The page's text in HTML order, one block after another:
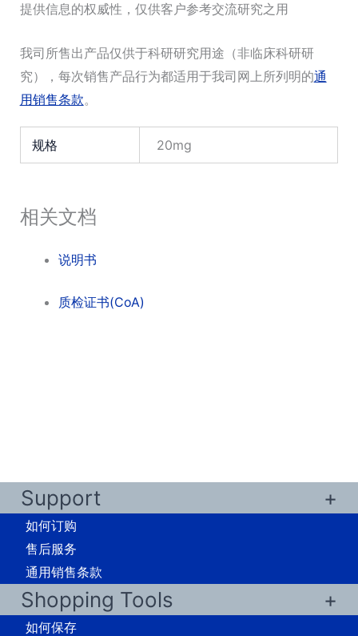
提供信息的权威性，仅供客户参考交流研究之用
我司所售出产品仅供于科研研究用途（非临床科研研
究），每次销售产品行为都适用于我司网上所列明的通
用销售条款。
规格 20mg
相关文档
说明书
质检证书(CoA)
Support
如何订购
售后服务
通用销售条款
Shopping Tools
如何保存